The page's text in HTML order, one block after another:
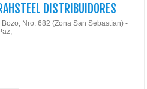
DISTRIBUIDORES
Bozo, Nro. 682 (Zona San Sebastían) -